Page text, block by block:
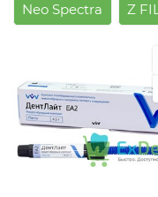
Neo Spectra Z